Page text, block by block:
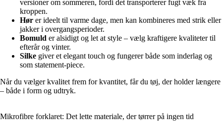
versioner om sommeren, fordi det transporterer fugt væk fra
kroppen.
Hør er ideelt til varme dage, men kan kombineres med strik eller
jakker i overgangsperioder.
Bomuld er alsidigt og let at style – vælg kraftigere kvaliteter til
efterår og vinter.
Silke giver et elegant touch og fungerer både som inderlag og
som statement-piece.
Når du vælger kvalitet frem for kvantitet, får du tøj, der holder længere
– både i form og udtryk.
Mikrofibre forklaret: Det lette materiale, der tørrer på ingen tid